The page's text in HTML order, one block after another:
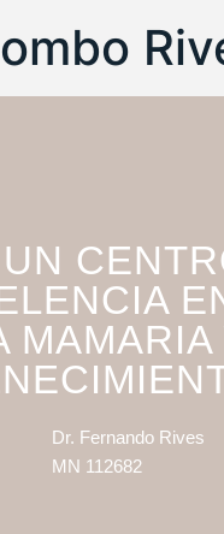
MAMARIA
Dr. Fernando Rives
MN 112682